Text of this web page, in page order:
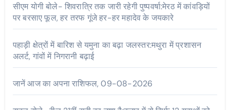
सीएम योगी बोले- शिवरात्रि तक जारी रहेगी पुष्पवर्षा:मेरठ में कांवड़ियों
पर बरसाए फूल, हर तरफ गूंजे हर-हर महादेव के जयकारे
पहाड़ी क्षेत्रों में बारिश से यमुना का बढ़ा जलस्तर:मथुरा में प्रशासन
अलर्ट, गांवों में निगरानी बढ़ाई
जानें आज का अपना राशिफल, 09-08-2026